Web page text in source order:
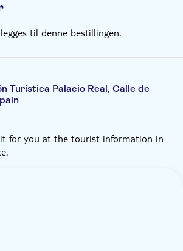
til denne bestillingen.
Turística Palacio Real, Calle de
for you at the tourist information in